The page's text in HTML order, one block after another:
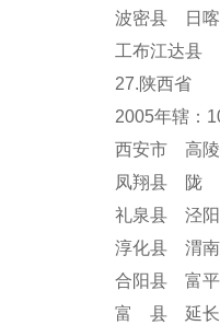
波密县 日
工布江达县
27.陕西省
2005年辖：
西安市 高
凤翔县 陇
礼泉县 泾
淳化县 渭
合阳县 富
富 县 延长